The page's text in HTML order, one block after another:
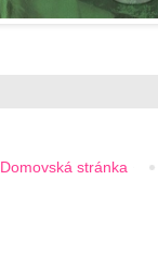
Domovská stránka